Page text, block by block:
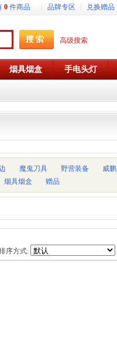
0 件商品 品牌专区 兑换赠品
高级搜索
烟具烟盒 手电头灯
魔鬼刀具 野营装备 威鹏
烟具烟盒 赠品
序方式: